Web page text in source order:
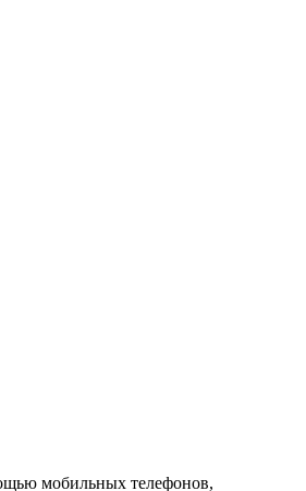
мобильных телефонов,